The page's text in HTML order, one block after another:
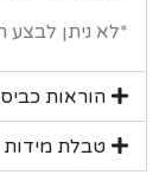
ניתן לבצע
הוראות כביסה
טבלת מידות